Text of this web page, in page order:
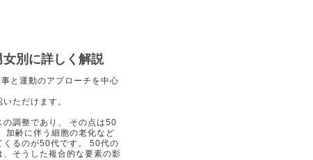
別に詳しく解説
と運動のアプローチを中心
ただけます。
の調整であり、 その点は50
加齢に伴う細胞の老化など
くるのが50代です。 50代の
そうした複合的な要素の影